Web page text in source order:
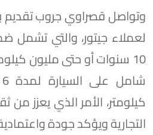
وتواصل قصراوي جروب تقديم
لعملاء جيتور، والتي تشمل
10 سنوات أو حتى مليون
كيلومتر، الأمر الذي يعزز من
التجارية ويؤكد جودة